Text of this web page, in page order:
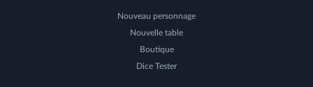
Nouveau personnage
Nouvelle table
Boutique
Dice Tester